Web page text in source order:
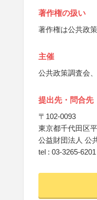
著作権の扱い
著作権は公共政
主催
公共政策調査会
提出先・問合先
〒102-0093
東京都千代田区
公益財団法人 公
tel : 03-3265-6201